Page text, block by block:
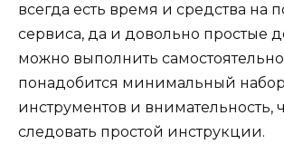
всегда есть время и средства на
сервиса, да и довольно простые
можно выполнить
понадобится минимальный набор
инструментов и внимательность,
следовать простой инструкции.